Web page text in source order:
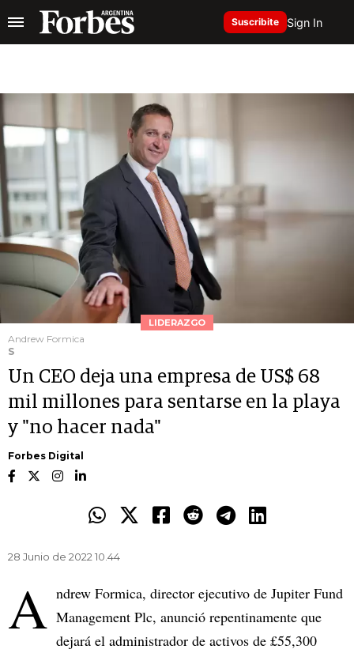
Suscribite Sign In
LIDERAZGO
Andrew Formica
S
Un CEO deja una empresa de US$ 68
mil millones para sentarse en la playa
y "no hacer nada"
Forbes Digital
28 Junio de 2022 10.44
A ndrew Formica, director ejecutivo de Jupiter Fund
Management Plc, anunció repentinamente que
dejará el administrador de activos de £55,300